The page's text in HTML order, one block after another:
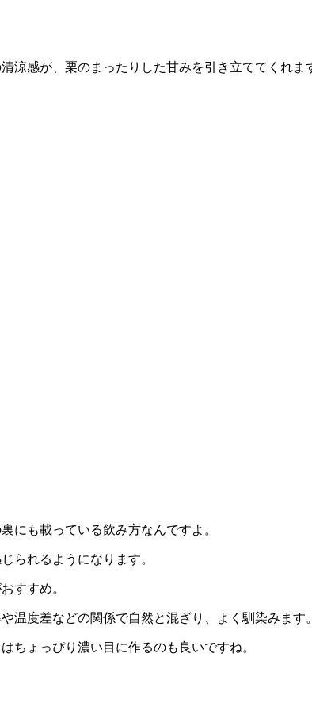
涼感が、栗のまったりした甘みを引き立ててくれま
にも載っている飲み方なんですよ。
られるようになります。
すすめ。
温度差などの関係で自然と混ざり、よく馴染みます
ちょっぴり濃い目に作るのも良いですね。